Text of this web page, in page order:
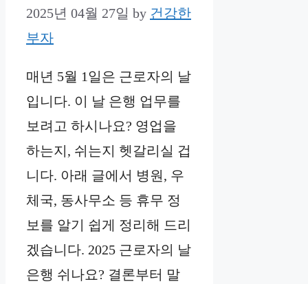
2025년 04월 27일 by 건강한
부자
매년 5월 1일은 근로자의 날
입니다. 이 날 은행 업무를
보려고 하시나요? 영업을
하는지, 쉬는지 헷갈리실 겁
니다. 아래 글에서 병원, 우
체국, 동사무소 등 휴무 정
보를 알기 쉽게 정리해 드리
겠습니다. 2025 근로자의 날
은행 쉬나요? 결론부터 말